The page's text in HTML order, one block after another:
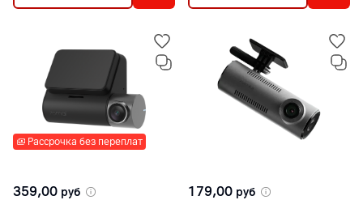
Рассрочка без переплат
359,00 руб 179,00 руб